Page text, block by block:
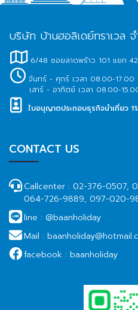
บริษัท บ้านฮอลิเดย์ทราเวล
6/48 ซอยลาดพร้าว 101 แยก
จันทร์ - ศุกร์ เวลา 08.00-17.00
เสาร์ - อาทิตย์ เวลา 08.00-
ใบอนุญาตประกอบธุรกิจนำเที่ยว
CONTACT US
Callcenter : 02-376-0507,
064-726-9889, 097-020-
line : @baanholiday
Mail :
facebook : baanholiday